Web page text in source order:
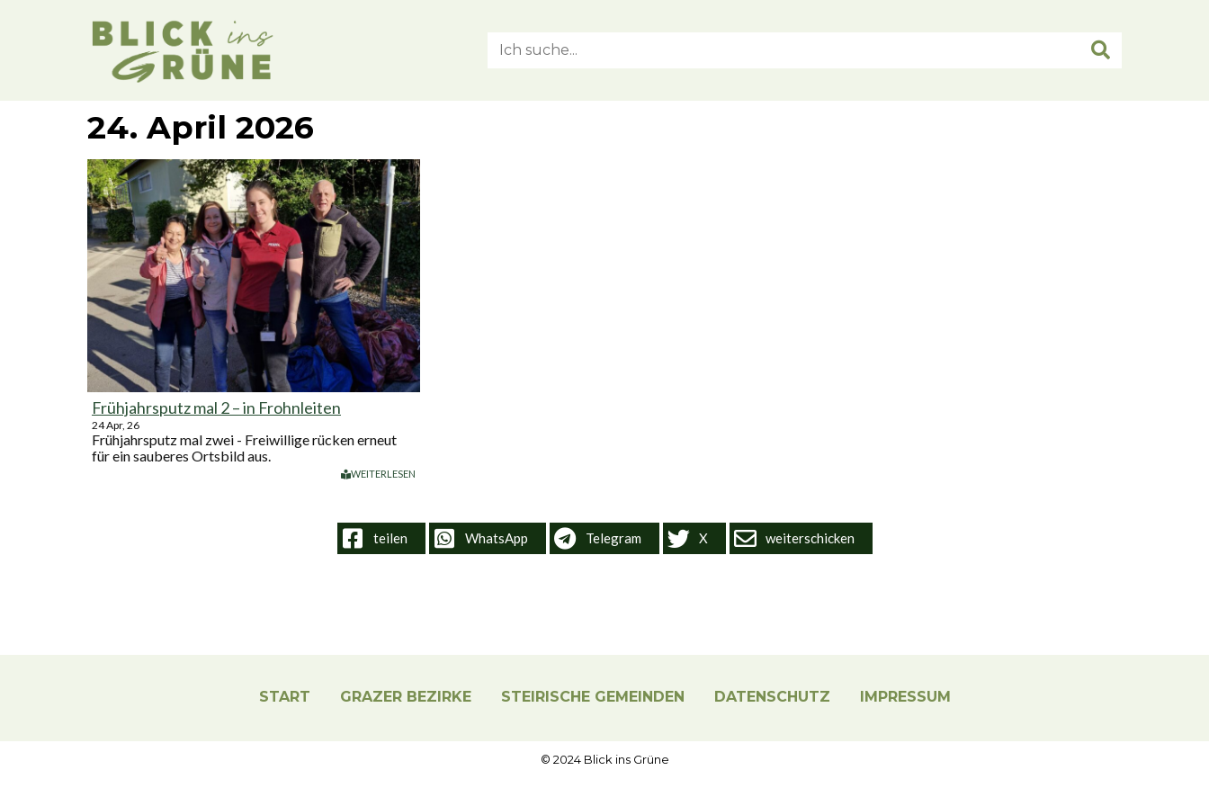
24. April 2026
Frühjahrsputz mal 2 – in Frohnleiten
24Apr, 26
Frühjahrsputz mal zwei - Freiwillige rücken erneut
für ein sauberes Ortsbild aus.
WEITERLESEN
teilen WhatsApp Telegram X weiterschicken
START GRAZER BEZIRKE STEIRISCHE GEMEINDEN DATENSCHUTZ IMPRESSUM
© 2024 Blick ins Grüne